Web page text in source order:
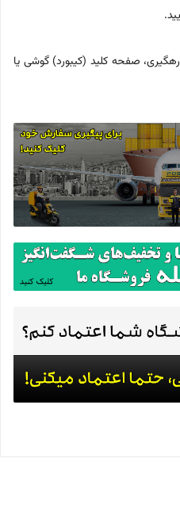
صفحه کلید (کیبورد) گوشی یا